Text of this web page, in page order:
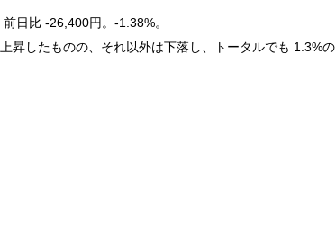
日比 -26,400円。-1.38%。
昇したものの、それ以外は下落し、トータルでも 1.3%の